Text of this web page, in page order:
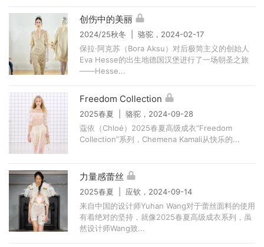
创伤中的美丽
2024/25秋冬 | 骆驼，2024-02-17
保拉·阿克苏（Bora Aksu）对后极简主义的创始人
Eva Hesse的出生地德国汉堡进行了一场朝圣之旅
——Hesse...
Freedom Collection
2025春夏 | 骆驼，2024-09-28
蔻依（Chloé）2025春夏高级成衣“Freedom
Collection”系列，Chemena Kamali从快乐的...
力量感蕾丝
2025春夏 | 应钦，2024-09-14
来自中国的设计师Yuhan Wang对于蕾丝面料的使用
有着绝对的坚持，就像2025春夏高级成衣系列，虽
然设计师Wang致...